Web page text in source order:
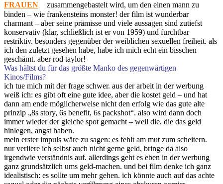
FRAUEN
zusammengebastelt wird, um den einen mann zu
binden – wie frankensteins monster! der film ist wunderbar
charmant – aber seine prämisse und viele aussagen sind zutiefst
konservativ (klar, schließlich ist er von 1959) und furchtbar
restriktiv. besonders gegenüber der weiblichen sexuellen freiheit. als
ich den zuletzt gesehen habe, habe ich mich echt ein bisschen
geschämt. aber rod taylor!
Was hältst du für das größte Manko des gegenwärtigen
Kinos/Films?
ich tue mich mit der frage schwer. aus der arbeit in der werbung
weiß ich: es gibt oft eine gute idee, aber die kostet geld – und hat
dann am ende möglicherweise nicht den erfolg wie das gute alte
prinzip „8s story, 6s benefit, 6s packshot“. also wird dann doch
immer wieder der gleiche spot gemacht – weil die, die das geld
hinlegen, angst haben.
mein erster impuls wäre zu sagen: es fehlt am mut zum scheitern.
nur verliere ich selbst auch nicht gerne geld, bringe da also
irgendwie verständnis auf. allerdings geht es eben in der werbung
ganz grundsätzlich ums geld-machen. und bei film denke ich ganz
idealistisch: es sollte um mehr gehen. ich könnte auch auf das achte